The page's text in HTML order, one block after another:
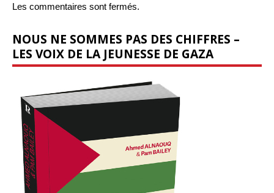
Les commentaires sont fermés.
NOUS NE SOMMES PAS DES CHIFFRES –
LES VOIX DE LA JEUNESSE DE GAZA